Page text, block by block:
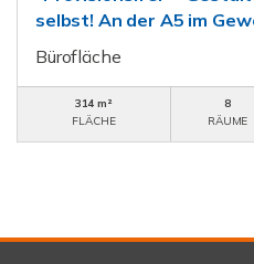
selbst! An der A5 im
Bürofläche
314 m²
FLÄCHE
8
RÄUME